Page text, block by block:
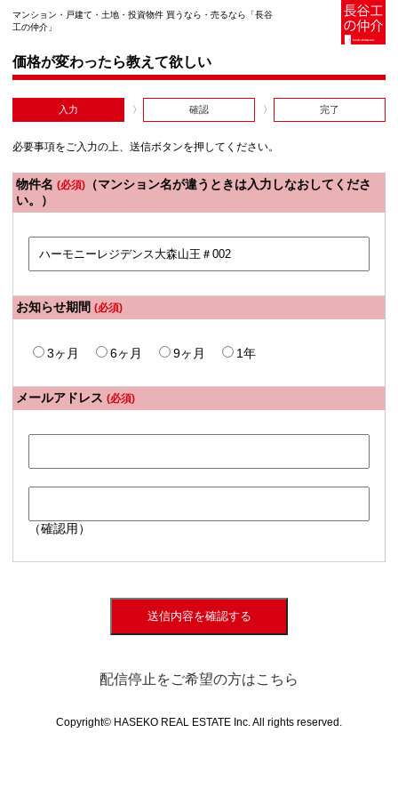
マンション・戸建て・土地・投資物件 買うなら・売るなら「長谷
工の仲介」
価格が変わったら教えて欲しい
入力 確認 完了
必要事項をご入力の上、送信ボタンを押してください。
物件名 (必須) （マンション名が違うときは入力しなおしてくださ
い。）
お知らせ期間 (必須)
3ヶ月 6ヶ月 9ヶ月 1年
メールアドレス (必須)
（確認用）
送信内容を確認する
配信停止をご希望の方はこちら
Copyright© HASEKO REAL ESTATE Inc. All rights reserved.